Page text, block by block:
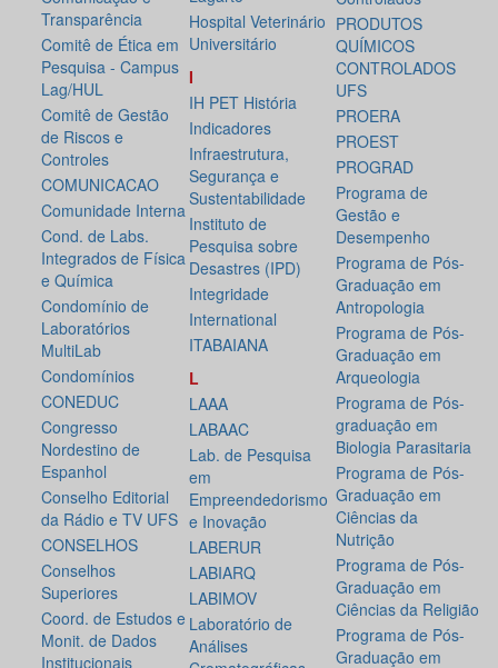
Transparência
Comitê de Ética em
Pesquisa - Campus
Lag/HUL
Comitê de Gestão
de Riscos e
Controles
COMUNICACAO
Comunidade Interna
Cond. de Labs.
Integrados de Física
e Química
Condomínio de
Laboratórios
MultiLab
Condomínios
CONEDUC
Congresso
Nordestino de
Espanhol
Conselho Editorial
da Rádio e TV UFS
CONSELHOS
Conselhos
Superiores
Coord. de Estudos e
Monit. de Dados
Institucionais
Hospital Veterinário
Universitário
I
IH PET História
Indicadores
Infraestrutura,
Segurança e
Sustentabilidade
Instituto de
Pesquisa sobre
Desastres (IPD)
Integridade
International
ITABAIANA
L
LAAA
LABAAC
Lab. de Pesquisa
em
Empreendedorismo
e Inovação
LABERUR
LABIARQ
LABIMOV
Laboratório de
Análises
PRODUTOS
QUÍMICOS
CONTROLADOS
UFS
PROERA
PROEST
PROGRAD
Programa de
Gestão e
Desempenho
Programa de Pós-
Graduação em
Antropologia
Programa de Pós-
Graduação em
Arqueologia
Programa de Pós-
graduação em
Biologia Parasitaria
Programa de Pós-
Graduação em
Ciências da
Nutrição
Programa de Pós-
Graduação em
Ciências da Religião
Programa de Pós-
Graduação em